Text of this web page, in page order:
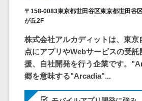
人材紹介システム
人材派遣管理シス
園務支援システム
校務支援システム>
Web出願システム
キッティング
情シスアウト
ソーシング
セキュリテ
標的型攻撃メ
〒158-0083東京都世田谷区東京都世田谷
が丘2F
株式会社アルカディットは、東京
点にアプリやWebサービスの受
援、自社開発を行う企業です。
郷を意味する"Arcadia"...